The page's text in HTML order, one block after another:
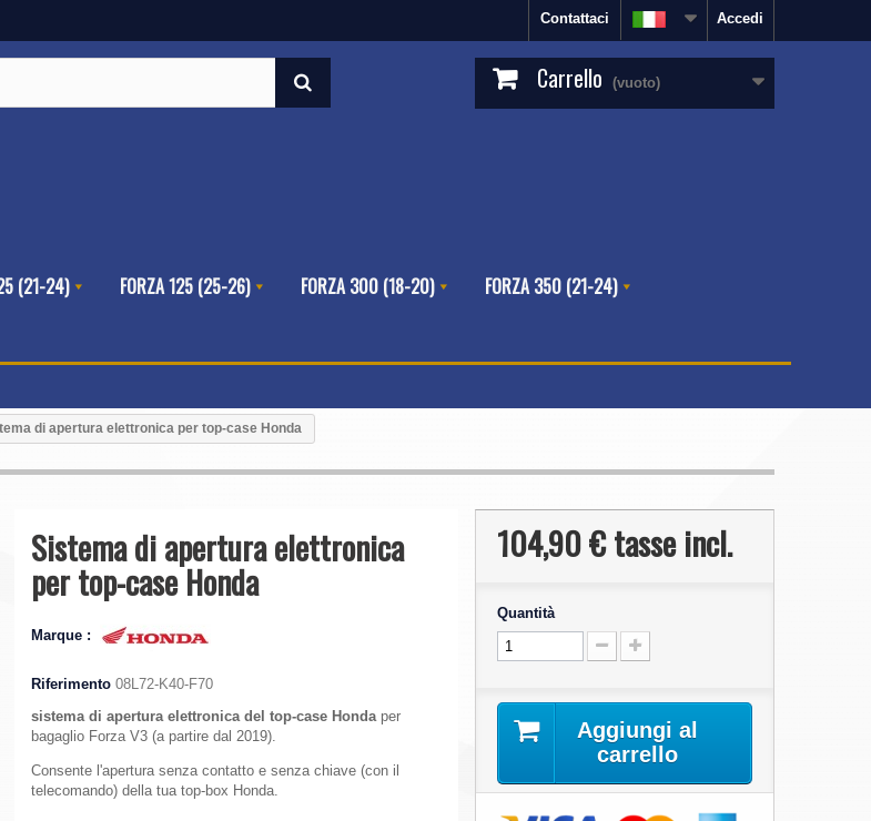
Accedi
Contattaci
Carrello (vuoto)
(21-24) FORZA 125 (25-26) FORZA 300 (18-20)
FORZA 350 (21-24)
di apertura elettronica per top-case Honda
Sistema di apertura elettronica
per top-case Honda
Marque :
Riferimento 08L72-K40-F70
sistema di apertura elettronica del top-case Hondaper
bagaglio Forza V3 (a partire dal 2019).
Consente l'apertura senza contatto e senza chiave (con il
telecomando) della tua top-box Honda.
104,90 €tasse incl.
Quantità
Aggiungi al
carrello